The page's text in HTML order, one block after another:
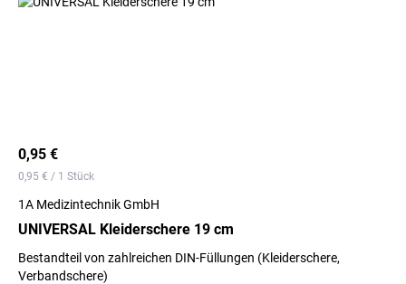
0,95 €
0,95 € / 1 Stück
1A Medizintechnik GmbH
UNIVERSAL Kleiderschere 19 cm
Bestandteil von zahlreichen DIN-Füllungen (Kleiderschere,
Verbandschere)